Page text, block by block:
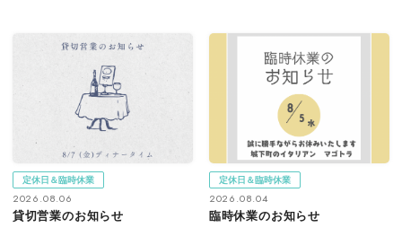
定休日＆臨時休業
2026.08.06
貸切営業のお知らせ
定休日＆臨時休業
2026.08.04
臨時休業のお知らせ